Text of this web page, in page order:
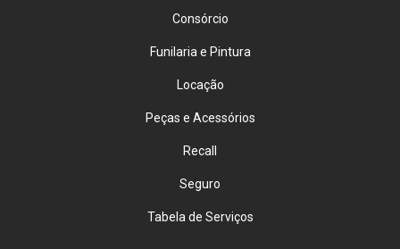
Consórcio
Funilaria e Pintura
Locação
Peças e Acessórios
Recall
Seguro
Tabela de Serviços